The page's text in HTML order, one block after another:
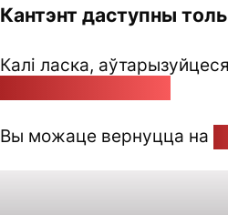
Кантэнт даступны
Калі ласка,
Вы можаце вернуцца на